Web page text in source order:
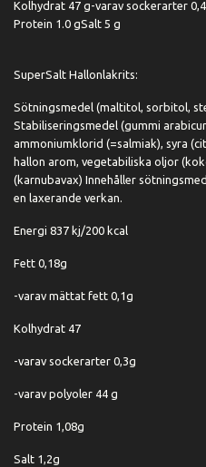
Kolhydrat 47 g-varav sockerarter
Protein 1.0 gSalt 5 g
SuperSalt Hallonlakrits:
Sötningsmedel (maltitol, sorbitol,
Stabiliseringsmedel (gummi
ammoniumklorid (=salmiak), syra
hallon arom, vegetabiliska oljor
(karnubavax) Innehåller
en laxerande verkan.
Energi 837 kj/200 kcal
Fett 0,18g
-varav mättat fett 0,1g
Kolhydrat 47
-varav sockerarter 0,3g
-varav polyoler 44 g
Protein 1,08g
Salt 1,2g